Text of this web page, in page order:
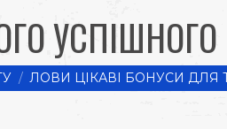
ЛОВИ ЦІКАВІ БОНУСИ ДЛЯ